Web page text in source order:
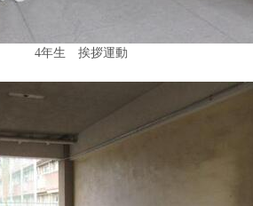
4年生 挨拶運動